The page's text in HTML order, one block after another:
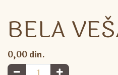
BELA
0,00 din.